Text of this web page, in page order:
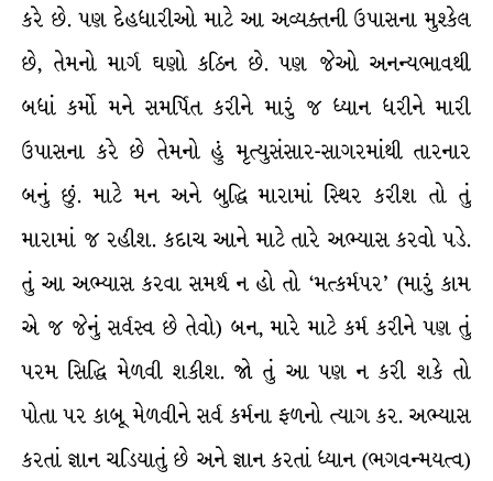
કરે છે. પણ દેહધારીઓ માટે આ અવ્યક્તની ઉપાસના મુશ્કેલ
છે, તેમનો માર્ગ ઘણો કઠિન છે. પણ જેઓ અનન્યભાવથી
બધાં કર્મો મને સમર્પિત કરીને મારું જ ધ્યાન ધરીને મારી
ઉપાસના કરે છે તેમનો હું મૃત્યુસંસાર-સાગરમાંથી તારનાર
બનું છું. માટે મન અને બુદ્ધિ મારામાં સ્થિર કરીશ તો તું
મારામાં જ રહીશ. કદાચ આને માટે તારે અભ્યાસ કરવો પડે.
તું આ અભ્યાસ કરવા સમર્થ ન હો તો ‘મત્કર્મપર’ (મારું કામ
એ જ જેનું સર્વસ્વ છે તેવો) બન, મારે માટે કર્મ કરીને પણ તું
પરમ સિદ્ધિ મેળવી શકીશ. જો તું આ પણ ન કરી શકે તો
પોતા પર કાબૂ મેળવીને સર્વ કર્મના ફળનો ત્યાગ કર. અભ્યાસ
કરતાં જ્ઞાન ચડિયાતું છે અને જ્ઞાન કરતાં ધ્યાન (ભગવન્મયત્વ)